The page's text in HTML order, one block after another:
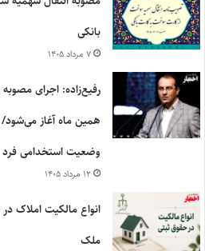
بانکی
۷ مرداد ۱۴۰۵
رفیع‌زاده: اجرای
همین ماه آغاز می‌شود/
وضعیت استخدامی فرد
۱۲ مرداد ۱۴۰۵
ملک